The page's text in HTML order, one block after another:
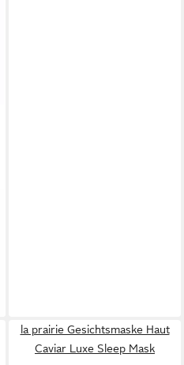
la prairie Gesichtsmaske Haut
Caviar Luxe Sleep Mask